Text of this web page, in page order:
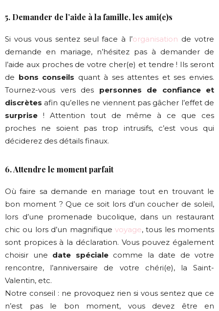
5. Demander de l’aide à la famille, les ami(e)s
Si vous vous sentez seul face à l’organisation de votre
demande en mariage, n’hésitez pas à demander de
l’aide aux proches de votre cher(e) et tendre ! Ils seront
de bons conseils quant à ses attentes et ses envies.
Tournez-vous vers des personnes de confiance et
discrètes afin qu’elles ne viennent pas gâcher l’effet de
surprise ! Attention tout de même à ce que ces
proches ne soient pas trop intrusifs, c’est vous qui
déciderez des détails finaux.
6. Attendre le moment parfait
Où faire sa demande en mariage tout en trouvant le
bon moment ? Que ce soit lors d’un coucher de soleil,
lors d’une promenade bucolique, dans un restaurant
chic ou lors d’un magnifique voyage, tous les moments
sont propices à la déclaration. Vous pouvez également
choisir une date spécialecomme la date de votre
rencontre, l’anniversaire de votre chéri(e), la Saint-
Valentin, etc.
Notre conseil : ne provoquez rien si vous sentez que ce
n’est pas le bon moment, vous devez être en